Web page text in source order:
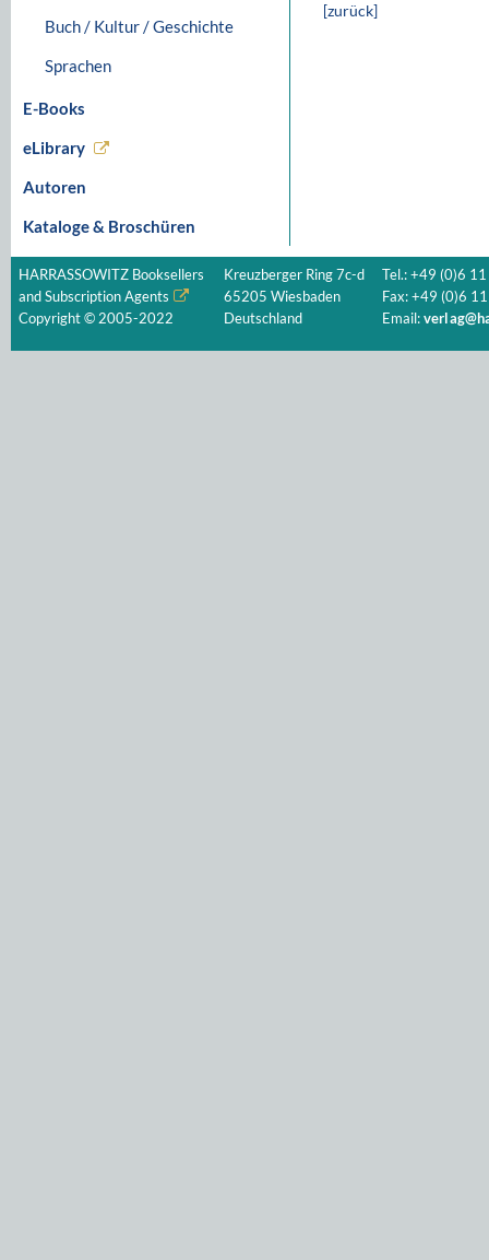
Buch / Kultur / Geschichte
Sprachen
E-Books
eLibrary
Autoren
Kataloge & Broschüren
[zurück]
HARRASSOWITZ Booksellers
and Subscription Agents
Copyright © 2005-2022
Kreuzberger Ring 7c-d
65205 Wiesbaden
Deutschland
Tel.: +49 (0)6
Fax: +49 (0)6
Email: